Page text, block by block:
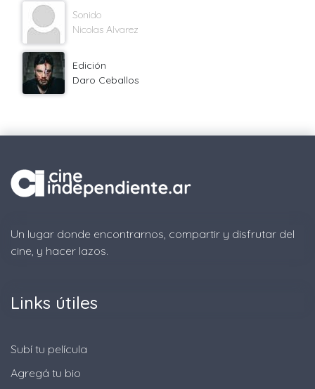
Sonido
Nicolas Alvarez
Edición
Daro Ceballos
Un lugar donde encontrarnos, compartir y disfrutar del
cine, y hacer lazos.
Links útiles
Subí tu película
Agregá tu bio